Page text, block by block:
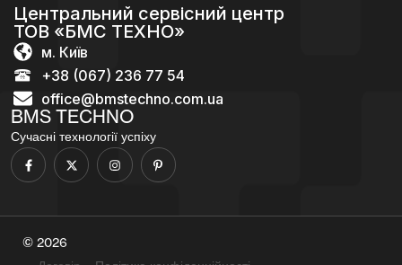
BMS TECHNO
Сучасні технології успіху
Центральний сервісний центр
ТОВ «БМС ТЕХНО»
м. Київ
+38 (067) 236 77 54
office@bmstechno.com.ua
© 2026